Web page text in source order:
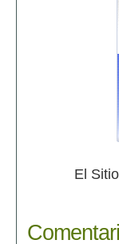
El